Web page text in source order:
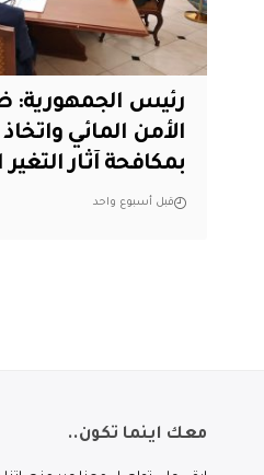
رئيس الجمهورية:
الأمن المائي
بمكافحة آثار
قبل أسبوع واحد
معك اينما تكون..